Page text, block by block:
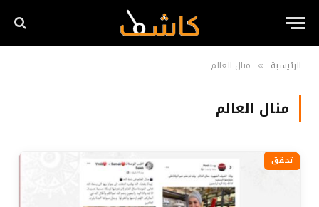
الرئيسية » منال العالم
منال العالم
تحقق